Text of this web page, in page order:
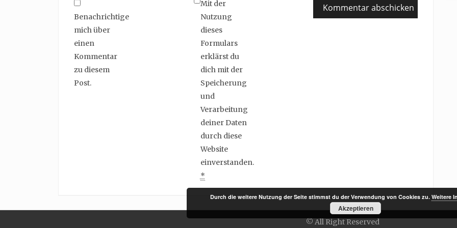
Benachrichtige
mich über
einen
Kommentar
zu diesem
Post.
Mit der
Nutzung
dieses
Formulars
erklärst du
dich mit der
Speicherung
und
Verarbeitung
deiner Daten
durch diese
Website
einverstanden.
*
© All Right Reserved
Durch die weitere Nutzung der Seite stimmst du der Verwendung von Cookies zu. Weitere
Akzeptieren